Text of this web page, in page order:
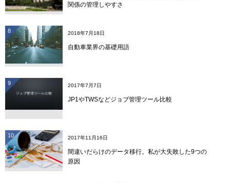
関係の管理しやすさ
8 2018年7月18日
自動車業界の基礎用語
9 2017年7月7日
JP1やTWSなどジョブ管理ツール比較
10 2017年11月16日
間違いだらけのデータ移行。私が大失敗した9つの
原因